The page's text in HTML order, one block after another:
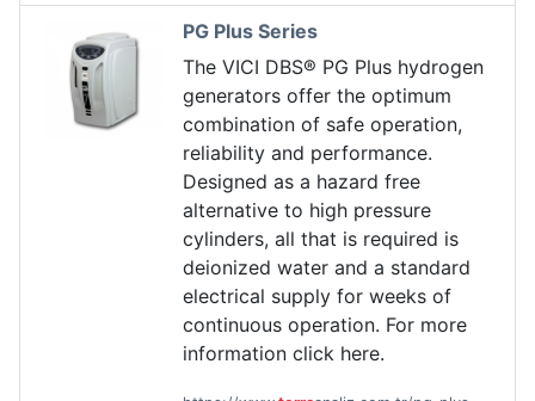
PG Plus Series
The VICI DBS® PG Plus hydrogen
generators offer the optimum
combination of safe operation,
reliability and performance.
Designed as a hazard free
alternative to high pressure
cylinders, all that is required is
deionized water and a standard
electrical supply for weeks of
continuous operation. For more
information click here.